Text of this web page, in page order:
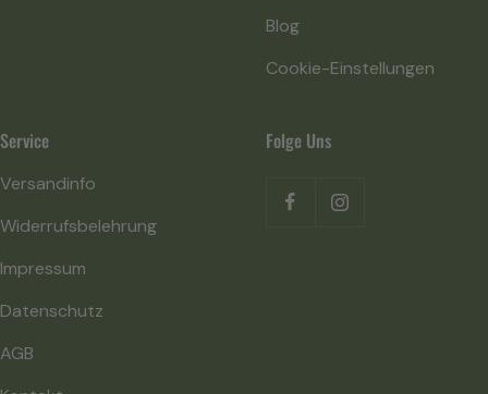
Blog
Cookie-Einstellungen
Service
Versandinfo
Widerrufsbelehrung
Impressum
Datenschutz
AGB
Folge Uns